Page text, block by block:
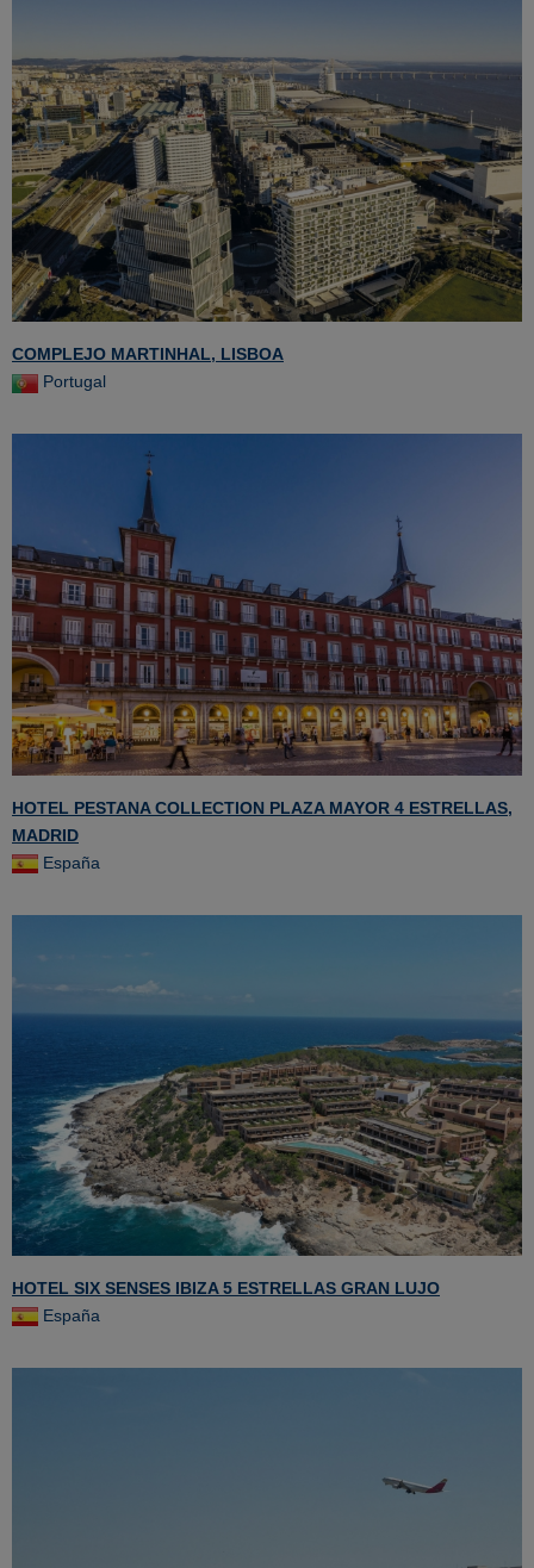
COMPLEJO MARTINHAL, LISBOA
Portugal
HOTEL PESTANA COLLECTION PLAZA MAYOR 4 ESTRELLAS,
MADRID
España
HOTEL SIX SENSES IBIZA 5 ESTRELLAS GRAN LUJO
España